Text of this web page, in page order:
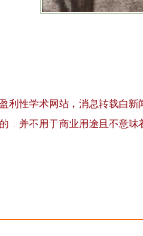
利性学术网站，消息转载自
，并不用于商业用途且不意